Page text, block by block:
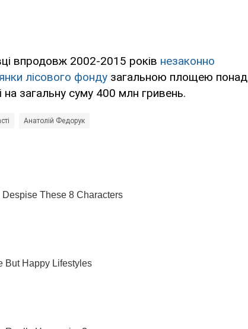
впродовж 2002-2015 років незаконно
лісового фонду загальною площею понад
загальну суму 400 млн гривень.
Анатолій Федорук